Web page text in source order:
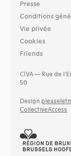
Presse
Conditions
Vie privée
Cookies
Friends
CIVA — Rue de
50
Design
CollectiveAccess